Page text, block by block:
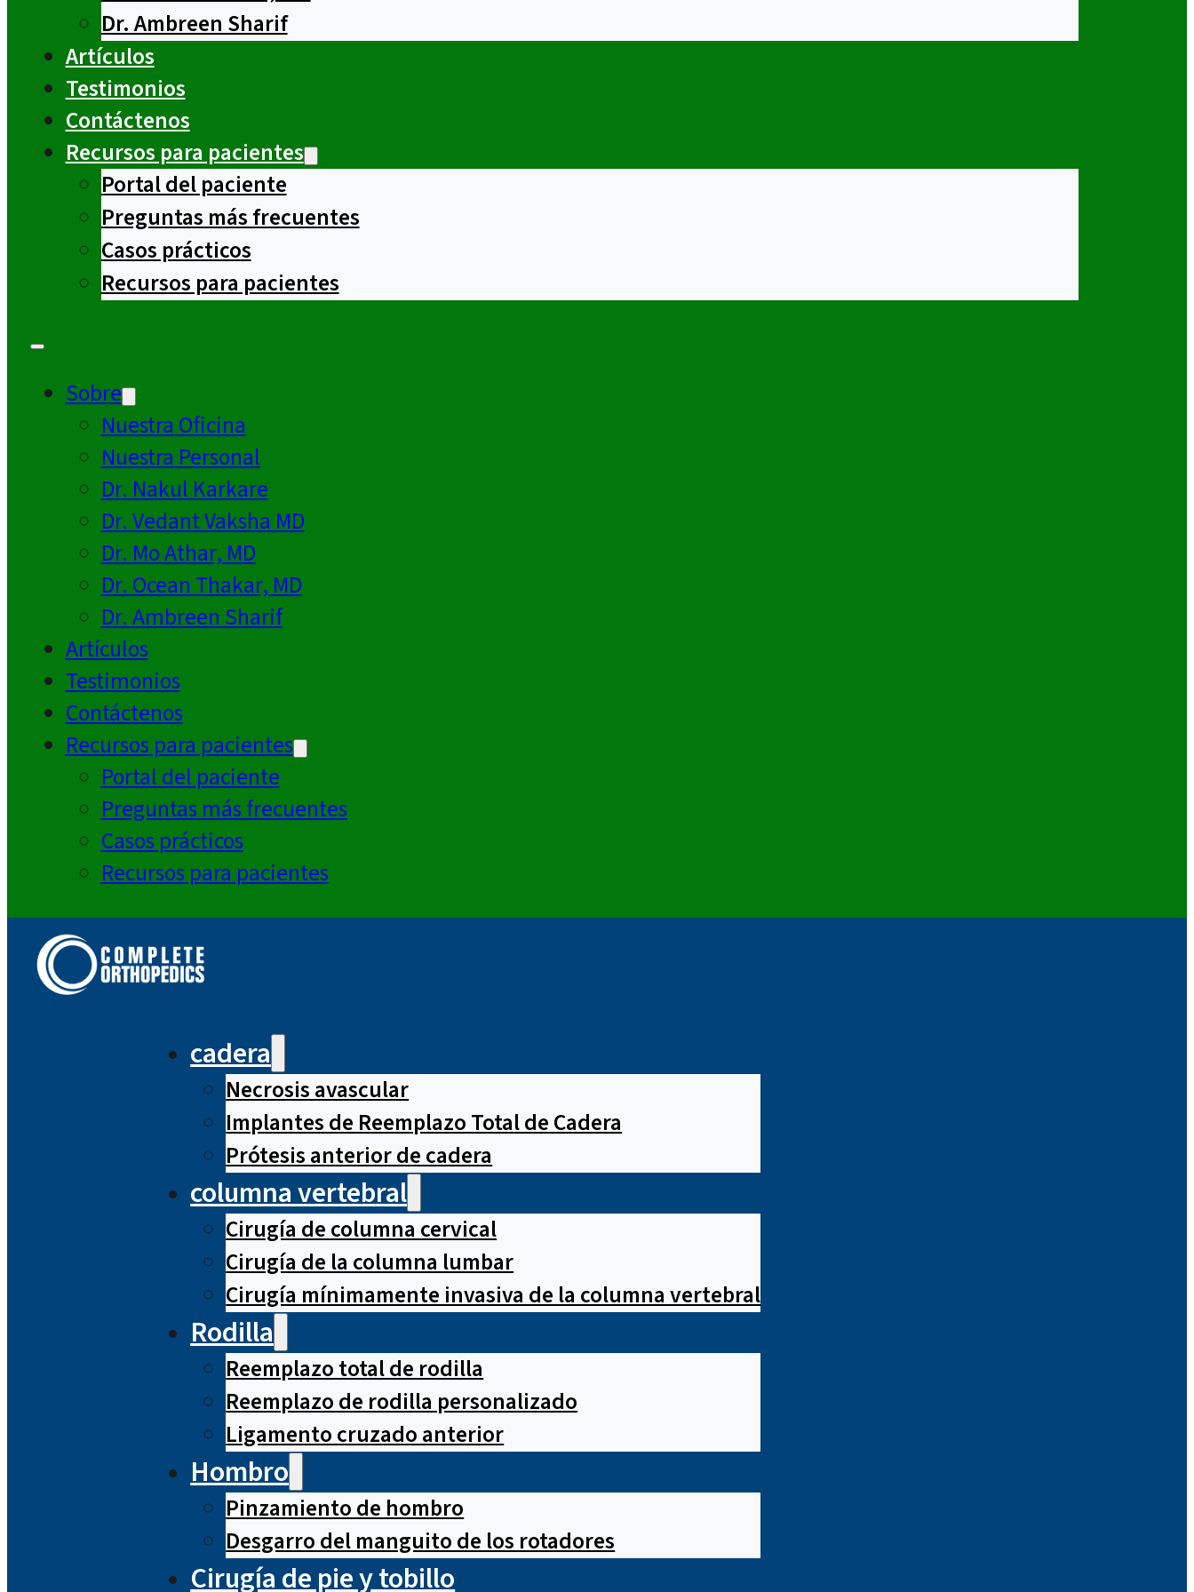
Dr. Ambreen Sharif
Artículos
Testimonios
Contáctenos
Recursos para pacientes
Portal del paciente
Preguntas más frecuentes
Casos prácticos
Recursos para pacientes
Sobre
Nuestra Oficina
Nuestra Personal
Dr. Nakul Karkare
Dr. Vedant Vaksha MD
Dr. Mo Athar, MD
Dr. Ocean Thakar, MD
Dr. Ambreen Sharif
Artículos
Testimonios
Contáctenos
Recursos para pacientes
Portal del paciente
Preguntas más frecuentes
Casos prácticos
Recursos para pacientes
cadera
Necrosis avascular
Implantes de Reemplazo Total de Cadera
Prótesis anterior de cadera
columna vertebral
Cirugía de columna cervical
Cirugía de la columna lumbar
Cirugía mínimamente invasiva de la columna vertebral
Rodilla
Reemplazo total de rodilla
Reemplazo de rodilla personalizado
Ligamento cruzado anterior
Hombro
Pinzamiento de hombro
Desgarro del manguito de los rotadores
Cirugía de pie y tobillo